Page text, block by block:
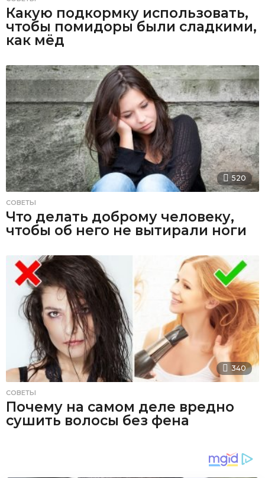
Какую подкормку использовать,
чтобы помидоры были сладкими,
как мёд
520
СОВЕТЫ
Что делать доброму человеку,
чтобы об него не вытирали ноги
340
СОВЕТЫ
Почему на самом деле вредно
сушить волосы без фена